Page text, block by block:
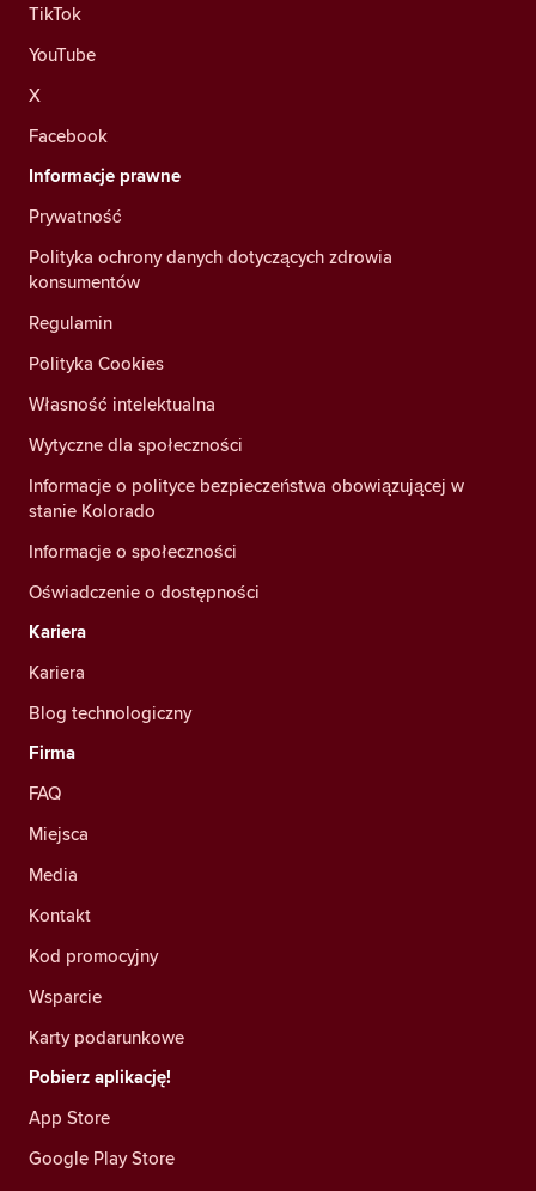
TikTok
YouTube
X
Facebook
Informacje prawne
Prywatność
Polityka ochrony danych dotyczących zdrowia
konsumentów
Regulamin
Polityka Cookies
Własność intelektualna
Wytyczne dla społeczności
Informacje o polityce bezpieczeństwa obowiązującej w
stanie Kolorado
Informacje o społeczności
Oświadczenie o dostępności
Kariera
Kariera
Blog technologiczny
Firma
FAQ
Miejsca
Media
Kontakt
Kod promocyjny
Wsparcie
Karty podarunkowe
Pobierz aplikację!
App Store
Google Play Store